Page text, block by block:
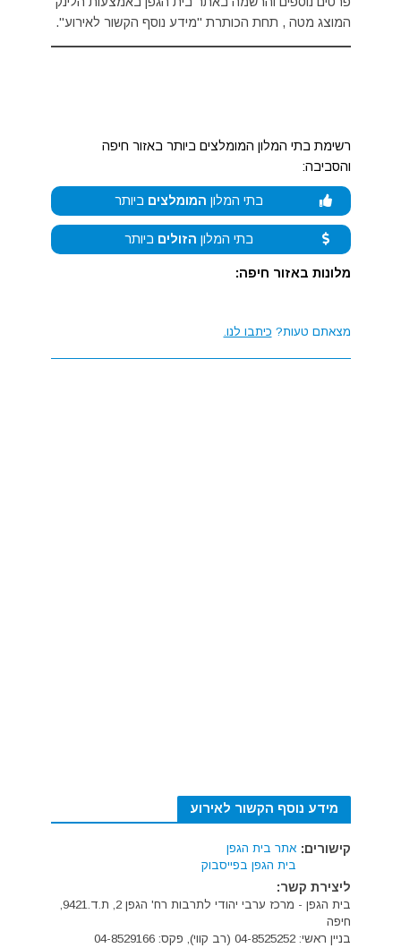
המוצג מטה , תחת הכותרת "מידע נוסף הקשור לאירוע".
רשימת בתי המלון המומלצים ביותר באזור חיפה
והסביבה:
בתי המלון המומלצים ביותר
בתי המלון הזולים ביותר
מלונות באזור חיפה:
מצאתם טעות? כיתבו לנו.
מידע נוסף הקשור לאירוע
קישורים: אתר בית הגפן
בית הגפן בפייסבוק
ליצירת קשר:
חיפה
בניין ראשי: 04-8525252 (רב קווי), פקס: 04-8529166